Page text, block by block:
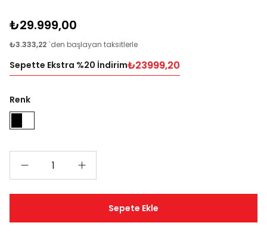
₺29.999,00
₺3.333,22 `den başlayan taksitlerle
Sepette Ekstra %20 İndirim₺23999,20
Renk